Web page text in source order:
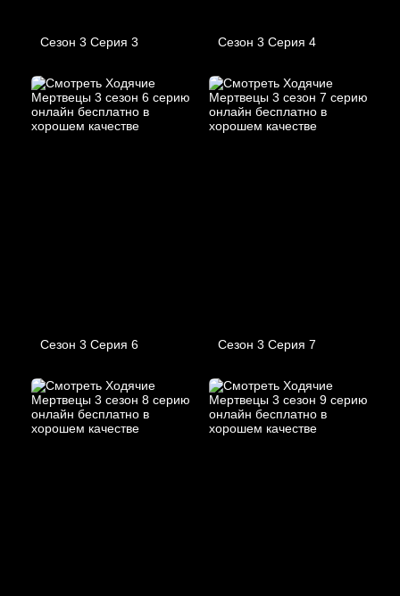
Сезон 3 Серия 3 Сезон 3 Серия 4
Сезон 3 Серия 6 Сезон 3 Серия 7